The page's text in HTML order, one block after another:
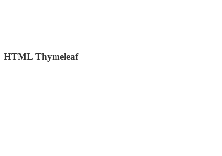
HTML Thymeleaf